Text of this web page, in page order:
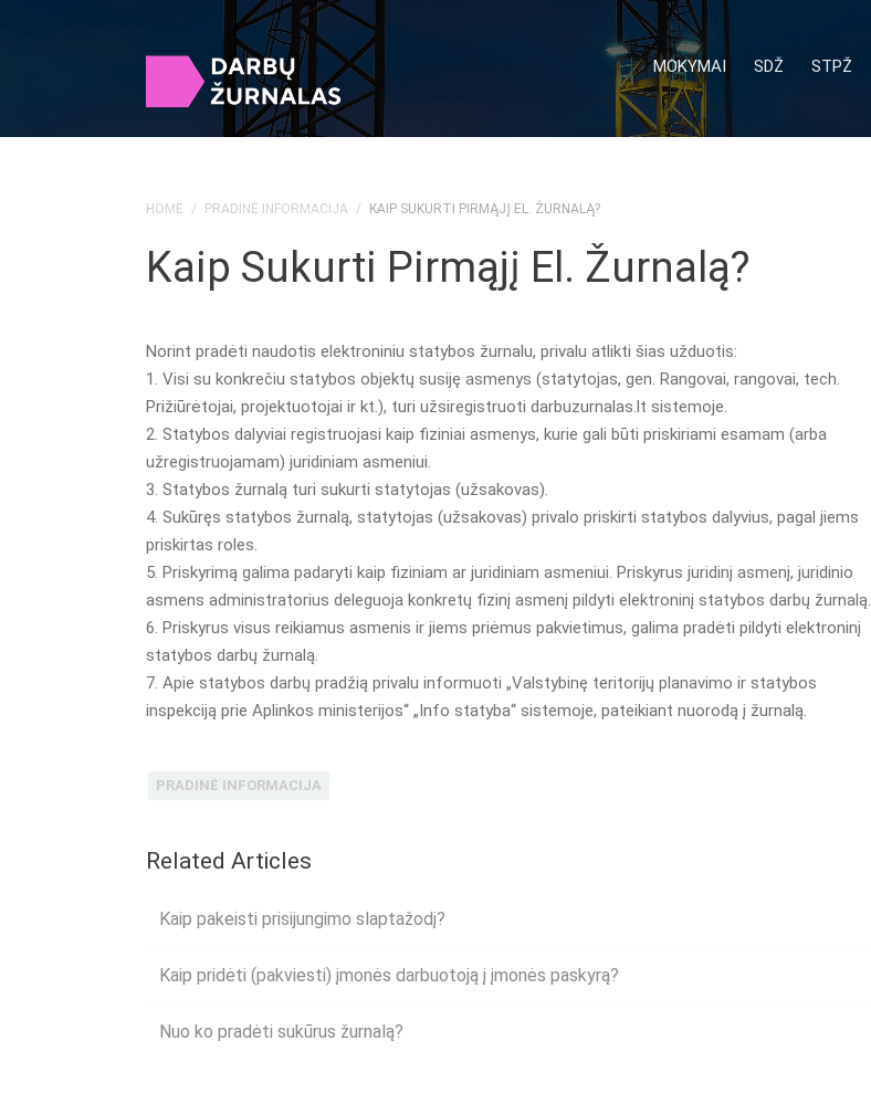
MOKYMAI SDŽ STPŽ
HOME / PRADINĖ INFORMACIJA / KAIP SUKURTI PIRMĄJĮ EL. ŽURNALĄ?
Kaip Sukurti Pirmąjį El. Žurnalą?
Norint pradėti naudotis elektroniniu statybos žurnalu, privalu atlikti šias užduotis:
1. Visi su konkrečiu statybos objektų susiję asmenys (statytojas, gen. Rangovai, rangovai, tech.
Prižiūrėtojai, projektuotojai ir kt.), turi užsiregistruoti darbuzurnalas.lt sistemoje.
2. Statybos dalyviai registruojasi kaip fiziniai asmenys, kurie gali būti priskiriami esamam (arba
užregistruojamam) juridiniam asmeniui.
3. Statybos žurnalą turi sukurti statytojas (užsakovas).
4. Sukūręs statybos žurnalą, statytojas (užsakovas) privalo priskirti statybos dalyvius, pagal jiems
priskirtas roles.
5. Priskyrimą galima padaryti kaip fiziniam ar juridiniam asmeniui. Priskyrus juridinį asmenį, juridinio
asmens administratorius deleguoja konkretų fizinį asmenį pildyti elektroninį statybos darbų žurnalą.
6. Priskyrus visus reikiamus asmenis ir jiems priėmus pakvietimus, galima pradėti pildyti elektroninį
statybos darbų žurnalą.
7. Apie statybos darbų pradžią privalu informuoti „Valstybinę teritorijų planavimo ir statybos
inspekciją prie Aplinkos ministerijos“ „Info statyba“ sistemoje, pateikiant nuorodą į žurnalą.
PRADINĖ INFORMACIJA
Related Articles
Kaip pakeisti prisijungimo slaptažodį?
Kaip pridėti (pakviesti) įmonės darbuotoją į įmonės paskyrą?
Nuo ko pradėti sukūrus žurnalą?